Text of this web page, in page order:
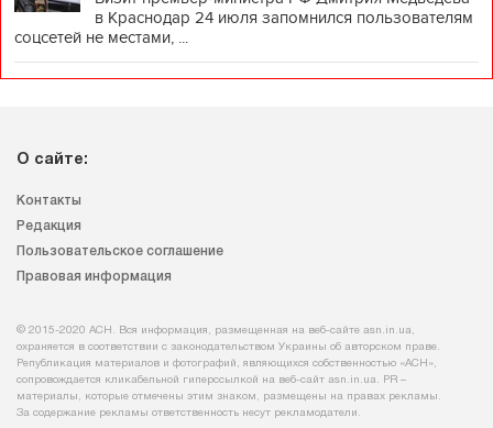
в Краснодар 24 июля запомнился пользователям
соцсетей не местами, ...
О сайте:
Контакты
Редакция
Пользовательское соглашение
Правовая информация
© 2015-2020 АСН. Вся информация, размещенная на веб-сайте asn.in.ua,
охраняется в соответствии с законодательством Украины об авторском праве.
Републикация материалов и фотографий, являющихся собственностью «АСН»,
сопровождается кликабельной гиперссылкой на веб-сайт asn.іn.ua. PR –
материалы, которые отмечены этим знаком, размещены на правах рекламы.
За содержание рекламы ответственность несут рекламодатели.